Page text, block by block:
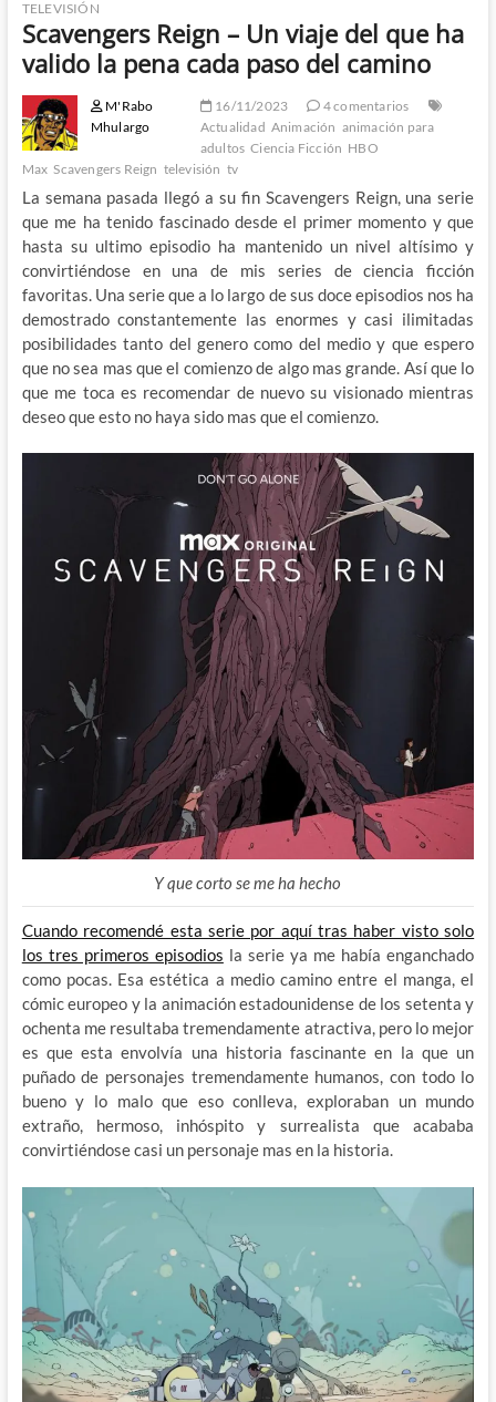
TELEVISIÓN
Scavengers Reign – Un viaje del que ha
valido la pena cada paso del camino
M'Rabo
Mhulargo
16/11/2023
4 comentarios
Actualidad Animación animación para
adultos Ciencia Ficción HBO
Max Scavengers Reign televisión tv
La semana pasada llegó a su fin Scavengers Reign, una serie
que me ha tenido fascinado desde el primer momento y que
hasta su ultimo episodio ha mantenido un nivel altísimo y
convirtiéndose en una de mis series de ciencia ficción
favoritas. Una serie que a lo largo de sus doce episodios nos ha
demostrado constantemente las enormes y casi ilimitadas
posibilidades tanto del genero como del medio y que espero
que no sea mas que el comienzo de algo mas grande. Así que lo
que me toca es recomendar de nuevo su visionado mientras
deseo que esto no haya sido mas que el comienzo.
Y que corto se me ha hecho
Cuando recomendé esta serie por aquí tras haber visto solo
los tres primeros episodios la serie ya me había enganchado
como pocas. Esa estética a medio camino entre el manga, el
cómic europeo y la animación estadounidense de los setenta y
ochenta me resultaba tremendamente atractiva, pero lo mejor
es que esta envolvía una historia fascinante en la que un
puñado de personajes tremendamente humanos, con todo lo
bueno y lo malo que eso conlleva, exploraban un mundo
extraño, hermoso, inhóspito y surrealista que acababa
convirtiéndose casi un personaje mas en la historia.